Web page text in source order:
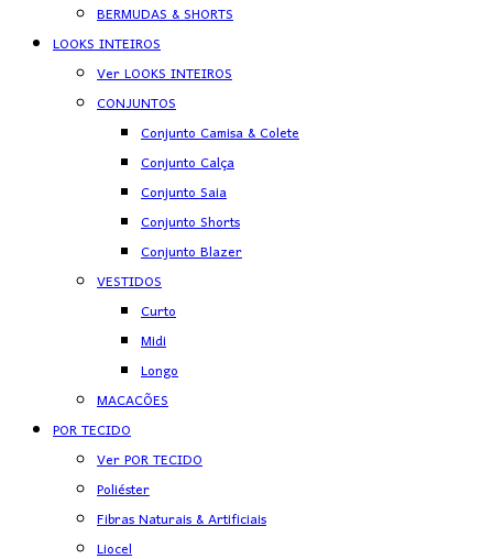
BERMUDAS & SHORTS
LOOKS INTEIROS
Ver LOOKS INTEIROS
CONJUNTOS
Conjunto Camisa & Colete
Conjunto Calça
Conjunto Saia
Conjunto Shorts
Conjunto Blazer
VESTIDOS
Curto
Midi
Longo
MACACÕES
POR TECIDO
Ver POR TECIDO
Poliéster
Fibras Naturais & Artificiais
Liocel